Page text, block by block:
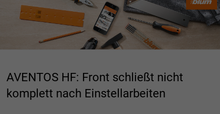
AVENTOS HF: Front schließt nicht
komplett nach Einstellarbeiten